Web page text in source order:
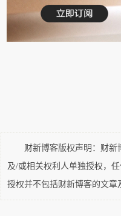
主要按交易量分配。
得低于可分配盈余的百
财新博客版权声明：财新博
及/或相关权利人单独授权，
授权并不包括财新博客的文章